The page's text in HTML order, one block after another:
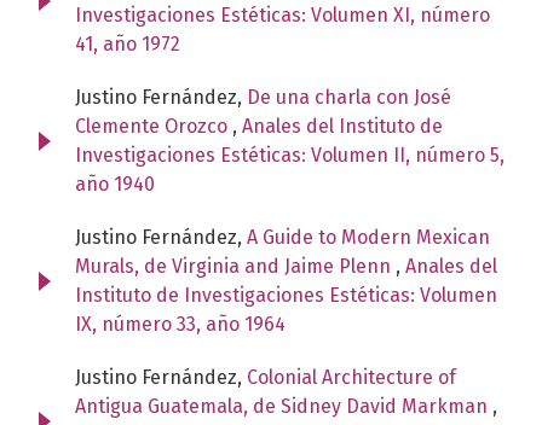
Investigaciones Estéticas: Volumen XI, número
41, año 1972
Justino Fernández, De una charla con José
Clemente Orozco , Anales del Instituto de
Investigaciones Estéticas: Volumen II, número 5,
año 1940
Justino Fernández, A Guide to Modern Mexican
Murals, de Virginia and Jaime Plenn , Anales del
Instituto de Investigaciones Estéticas: Volumen
IX, número 33, año 1964
Justino Fernández, Colonial Architecture of
Antigua Guatemala, de Sidney David Markman ,